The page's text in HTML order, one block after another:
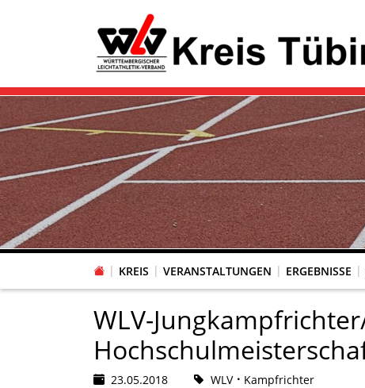
KREIS VERANSTALTUNGEN ERGEBNISSE
WLV-
23.05.2018 WLV Kampfrichter